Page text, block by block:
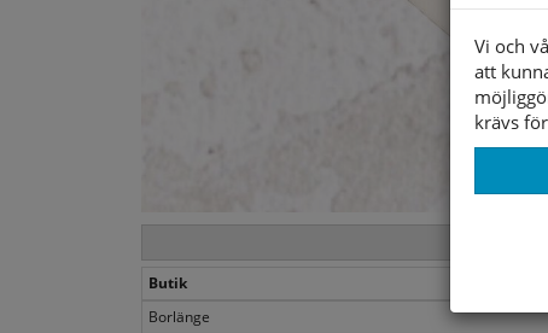
Butik
Borlänge
Vi och
att
krävs